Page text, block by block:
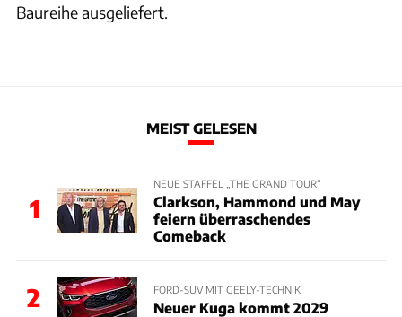
Baureihe ausgeliefert.
MEIST GELESEN
1
NEUE STAFFEL „THE GRAND TOUR“
Clarkson, Hammond und May
feiern überraschendes
Comeback
2 FORD-SUV MIT GEELY-TECHNIK
Neuer Kuga kommt 2029